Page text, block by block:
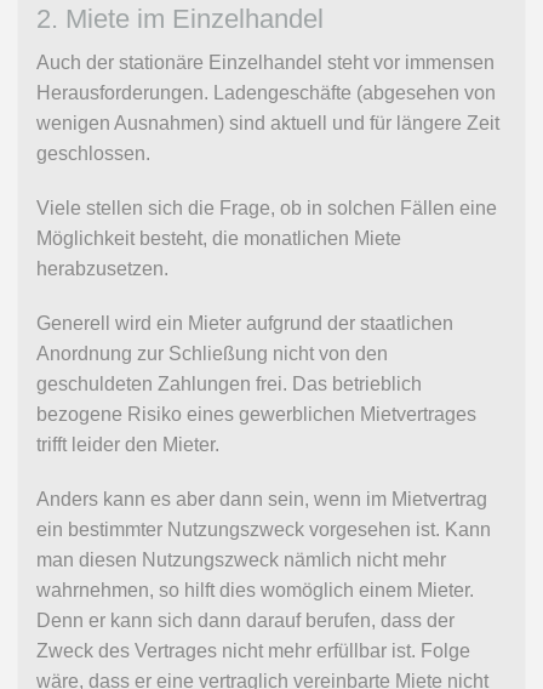
2. Miete im Einzelhandel
Auch der stationäre Einzelhandel steht vor immensen
Herausforderungen. Ladengeschäfte (abgesehen von
wenigen Ausnahmen) sind aktuell und für längere Zeit
geschlossen.
Viele stellen sich die Frage, ob in solchen Fällen eine
Möglichkeit besteht, die monatlichen Miete
herabzusetzen.
Generell wird ein Mieter aufgrund der staatlichen
Anordnung zur Schließung nicht von den
geschuldeten Zahlungen frei. Das betrieblich
bezogene Risiko eines gewerblichen Mietvertrages
trifft leider den Mieter.
Anders kann es aber dann sein, wenn im Mietvertrag
ein bestimmter Nutzungszweck vorgesehen ist. Kann
man diesen Nutzungszweck nämlich nicht mehr
wahrnehmen, so hilft dies womöglich einem Mieter.
Denn er kann sich dann darauf berufen, dass der
Zweck des Vertrages nicht mehr erfüllbar ist. Folge
wäre, dass er eine vertraglich vereinbarte Miete nicht